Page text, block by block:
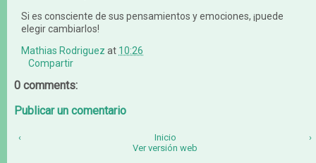
Si es consciente de sus pensamientos y emociones, ¡puede
elegir cambiarlos!
Mathias Rodriguez at 10:26
Compartir
0 comments:
Publicar un comentario
‹ ›
Inicio
Ver versión web